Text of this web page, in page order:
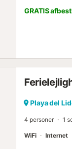
areal og er
140x200 cm
det være, at
ikke? Så book
Dens nærhed
GRATIS
Playa del
4 personer 1
WiFi Internet